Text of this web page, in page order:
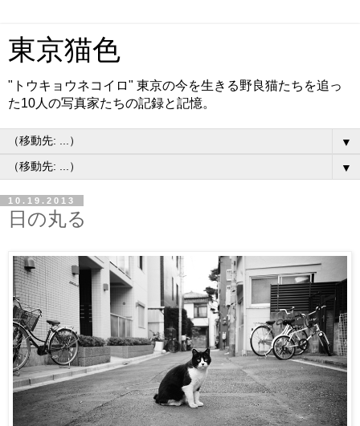
東京猫色
"トウキョウネコイロ" 東京の今を生きる野良猫たちを追っ
た10人の写真家たちの記録と記憶。
▼
▼
10.19.2013
日の丸る